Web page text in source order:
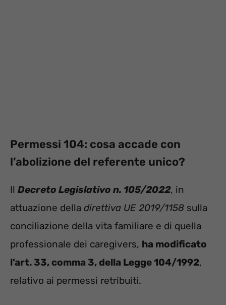
Permessi 104: cosa accade con
l’abolizione del referente unico?
Il Decreto Legislativo n. 105/2022, in
attuazione della direttiva UE 2019/1158 sulla
conciliazione della vita familiare e di quella
professionale dei caregivers, ha modificato
l’art. 33, comma 3, della Legge 104/1992,
relativo ai permessi retribuiti.